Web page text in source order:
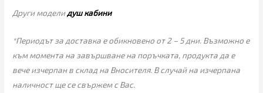
Други моделидуш кабини
*Периодът за доставка е обикновено от 2 – 5 дни. Възможно е
към момента на завършване на поръчката, продукта да е
вече изчерпан в склад на Вносителя. В случай на изчерпана
наличност ще се свържем с Вас.